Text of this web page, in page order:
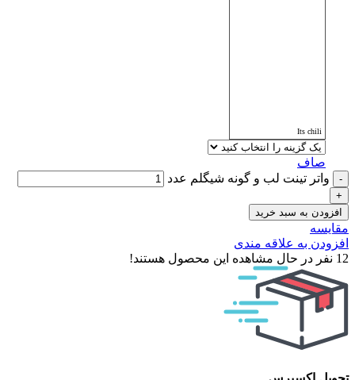
Its chili
صاف
واتر تینت لب و گونه شیگلم عدد
افزودن به سبد خرید
مقایسه
افزودن به علاقه مندی
12 نفر در حال مشاهده این محصول هستند!